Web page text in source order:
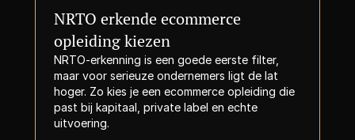
NRTO erkende ecommerce
opleiding kiezen
NRTO-erkenning is een goede eerste filter,
maar voor serieuze ondernemers ligt de lat
hoger. Zo kies je een ecommerce opleiding die
past bij kapitaal, private label en echte
uitvoering.